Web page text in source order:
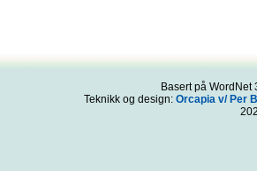
Basert på
Teknikk og design: Orcapia v/ Per